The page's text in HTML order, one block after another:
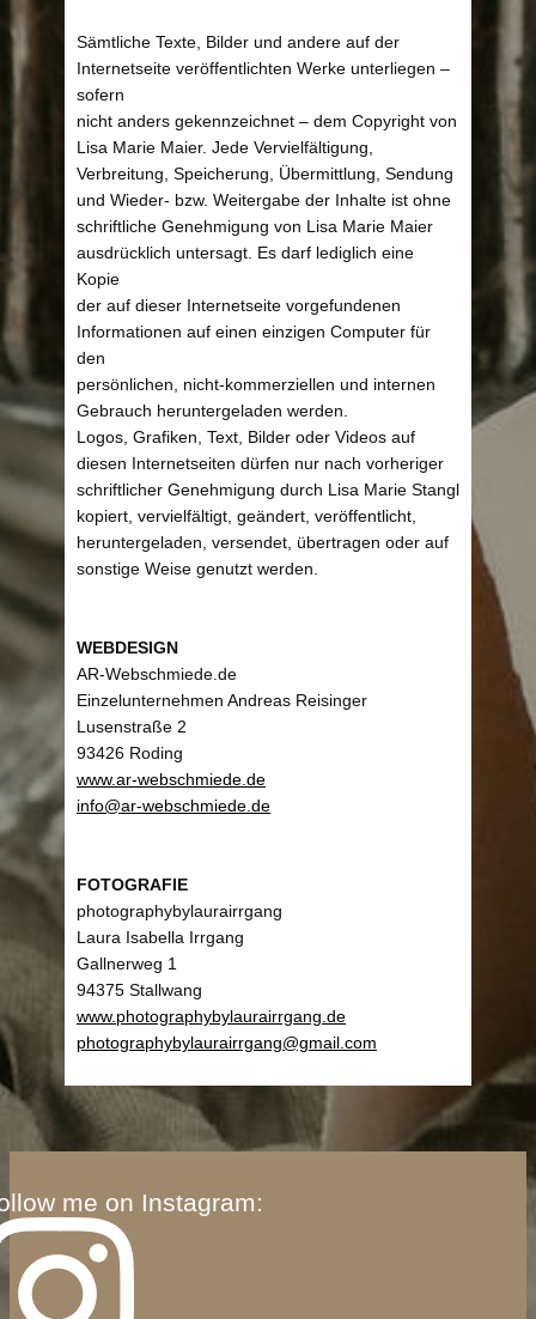
Sämtliche Texte, Bilder und andere auf der
Internetseite veröffentlichten Werke unterliegen –
sofern
nicht anders gekennzeichnet – dem Copyright von
Lisa Marie Maier. Jede Vervielfältigung,
Verbreitung, Speicherung, Übermittlung, Sendung
und Wieder- bzw. Weitergabe der Inhalte ist ohne
schriftliche Genehmigung von Lisa Marie Maier
ausdrücklich untersagt. Es darf lediglich eine
Kopie
der auf dieser Internetseite vorgefundenen
Informationen auf einen einzigen Computer für
den
persönlichen, nicht-kommerziellen und internen
Gebrauch heruntergeladen werden.
Logos, Grafiken, Text, Bilder oder Videos auf
diesen Internetseiten dürfen nur nach vorheriger
schriftlicher Genehmigung durch Lisa Marie Stangl
kopiert, vervielfältigt, geändert, veröffentlicht,
heruntergeladen, versendet, übertragen oder auf
sonstige Weise genutzt werden.
WEBDESIGN
AR-Webschmiede.de
Einzelunternehmen Andreas Reisinger
Lusenstraße 2
93426 Roding
www.ar-webschmiede.de
info@ar-webschmiede.de
FOTOGRAFIE
photographybylaurairrgang
Laura Isabella Irrgang
Gallnerweg 1
94375 Stallwang
www.photographybylaurairrgang.de
photographybylaurairrgang@gmail.com
me on Instagram: